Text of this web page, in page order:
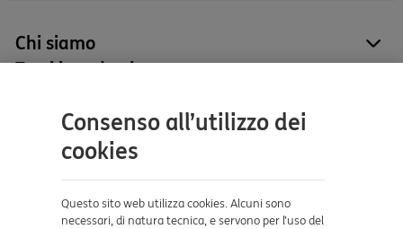
Chi siamo
Tutti i prodotti
Aiuto e supporto
Dove ci trovi
Consenso all’utilizzo dei
cookies
Questo sito web utilizza cookies. Alcuni sono
necessari, di natura tecnica, e servono per l’uso del